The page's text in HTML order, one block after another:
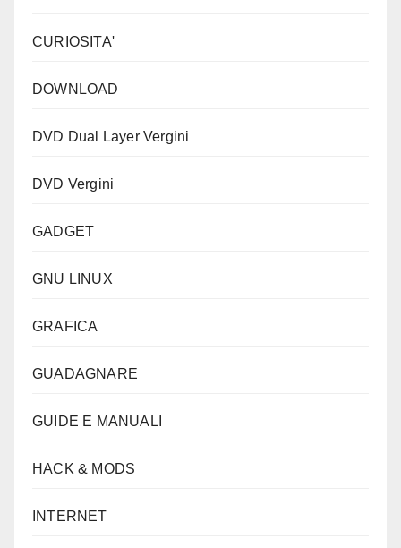
CURIOSITA'
DOWNLOAD
DVD Dual Layer Vergini
DVD Vergini
GADGET
GNU LINUX
GRAFICA
GUADAGNARE
GUIDE E MANUALI
HACK & MODS
INTERNET